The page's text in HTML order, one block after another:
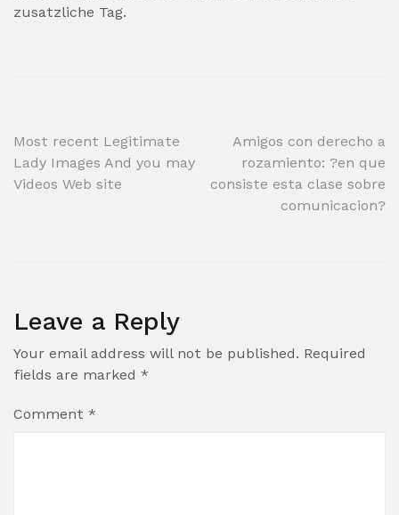
zusatzliche Tag.
Post
navigation
Most recent Legitimate
Lady Images And you may
Videos Web site
Amigos con derecho a
rozamiento: ?en que
consiste esta clase sobre
comunicacion?
Leave a Reply
Your email address will not be published. Required
fields are marked *
Comment *